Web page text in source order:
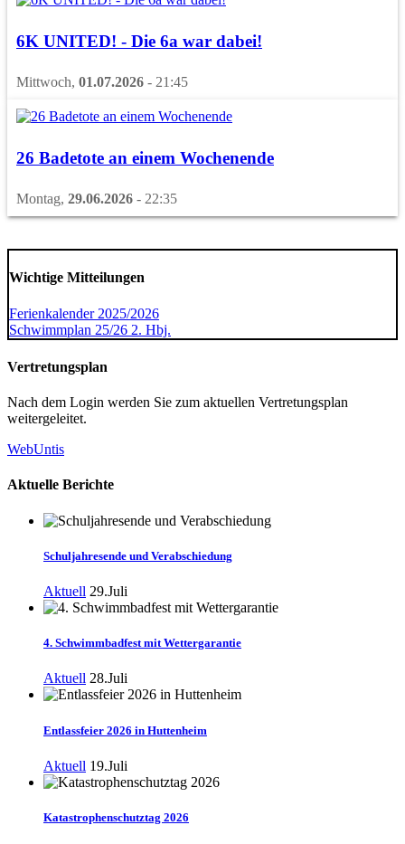
6K UNITED! - Die 6a war dabei!
Mittwoch, 01.07.2026 - 21:45
26 Badetote an einem Wochenende
Montag, 29.06.2026 - 22:35
Wichtige Mitteilungen
Ferienkalender2025/2026
Schwimmplan 25/26 2. Hbj.
Vertretungsplan
Nach dem Login werden Sie zum aktuellen Vertretungsplan
weitergeleitet.
WebUntis
Aktuelle Berichte
Schuljahresende und Verabschiedung
Aktuell 29.Juli
4. Schwimmbadfest mit Wettergarantie
Aktuell 28.Juli
Entlassfeier 2026 in Huttenheim
Aktuell 19.Juli
Katastrophenschutztag 2026